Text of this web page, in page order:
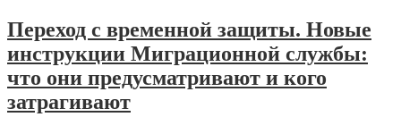
Переход с временной защиты. Новые
инструкции Миграционной службы:
что они предусматривают и кого
затрагивают